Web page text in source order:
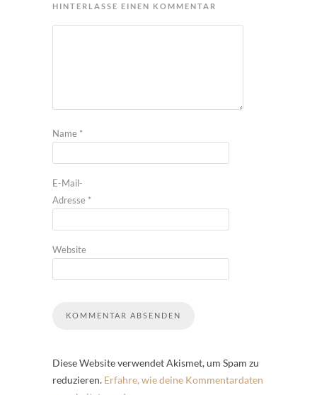
HINTERLASSE EINEN KOMMENTAR
Name *
E-Mail-
Adresse *
Website
Diese Website verwendet Akismet, um Spam zu
reduzieren. Erfahre, wie deine Kommentardaten